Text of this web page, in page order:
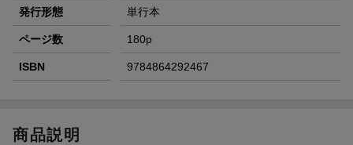
発行形態 単行本
ページ数 180p
ISBN 9784864292467
商品説明